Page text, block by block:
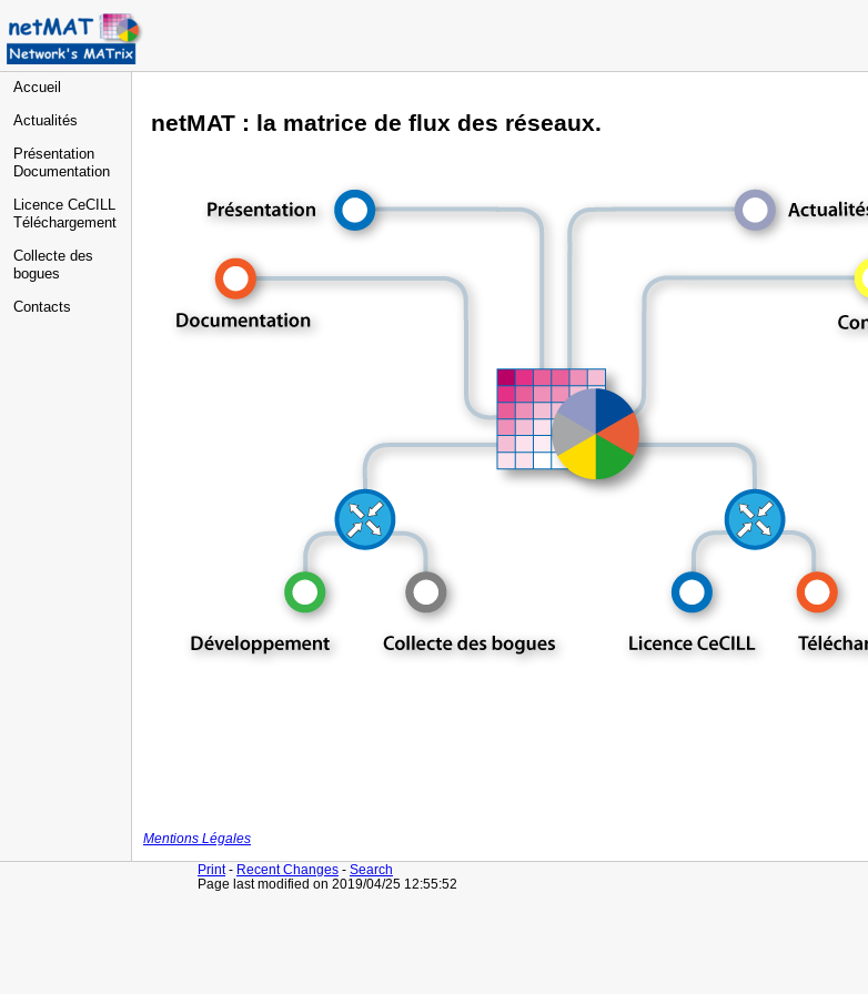
Accueil
Actualités
Présentation
Documentation
Licence CeCILL
Téléchargement
Collecte des
bogues
Contacts
netMAT : la matrice de flux des réseaux.
Mentions Légales
Print- Recent Changes - Search
Page last modified on 2019/04/25 12:55:52